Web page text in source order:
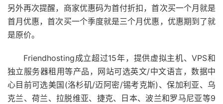
另外再次提醒，商家优惠码为首付折扣，首次买一个月就是
首月优惠，首次买一个季度就是三个月优惠，优惠期到了就
是原价。
Friendhosting成立超过15年，提供虚拟主机、VPS和
独立服务器租用等产品，网站可选英文/中文语言，数据中
心目前可选美国(洛杉矶/迈阿密/锡考克斯)、保加利亚、乌
克兰、荷兰、拉脱维亚、捷克、日本、波兰和罗马尼亚等9